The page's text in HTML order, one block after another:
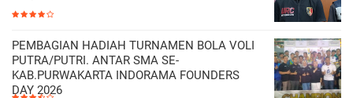
PEMBAGIAN HADIAH TURNAMEN BOLA VOLI
PUTRA/PUTRI. ANTAR SMA SE-
KAB.PURWAKARTA INDORAMA FOUNDERS
DAY 2026